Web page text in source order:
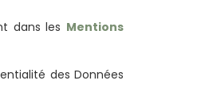
dans les Mentions
des Données